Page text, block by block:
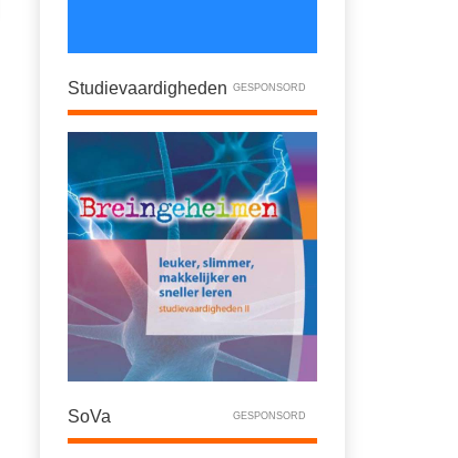
Studievaardigheden GESPONSORD
SoVa GESPONSORD